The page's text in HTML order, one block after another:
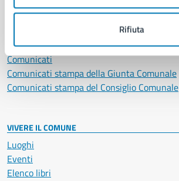
Rifiuta
NOVITÀ
Avvisi
Comunicati
Comunicati stampa della Giunta Comunale
Comunicati stampa del Consiglio Comunale
VIVERE IL COMUNE
Luoghi
Eventi
Elenco libri